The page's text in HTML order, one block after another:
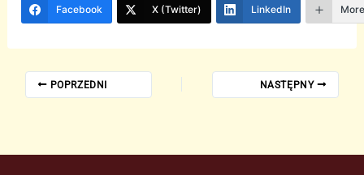
Facebook X (Twitter) LinkedIn
POPRZEDNI NASTĘPNY